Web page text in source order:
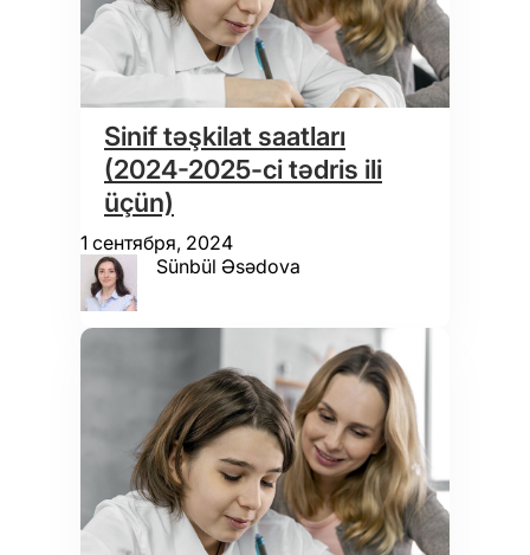
Sinif təşkilat saatları
(2024-2025-ci tədris ili
üçün)
1 сентября, 2024
Sünbül Əsədova